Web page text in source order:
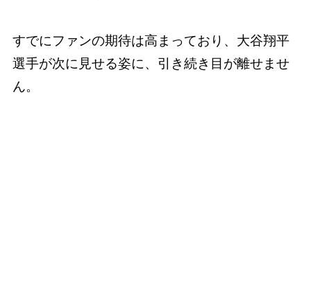
すでにファンの期待は高まっており、大谷翔平
選手が次に見せる姿に、引き続き目が離せませ
ん。